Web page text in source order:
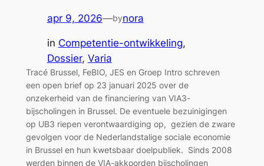
apr 9, 2026—bynora
in Competentie-ontwikkeling
Dossier, Varia
Tracé Brussel, FeBIO, JES en Groep Intro schreven
een open brief op 23 januari 2025 over de
onzekerheid van de financiering van VIA3-
bijscholingen in Brussel. De eventuele bezuinigingen
op UB3 riepen verontwaardiging op, gezien de zware
gevolgen voor de Nederlandstalige sociale economie
in Brussel en hun kwetsbaar doelpubliek. Sinds 2008
werden binnen de VIA-akkoorden bijscholingen